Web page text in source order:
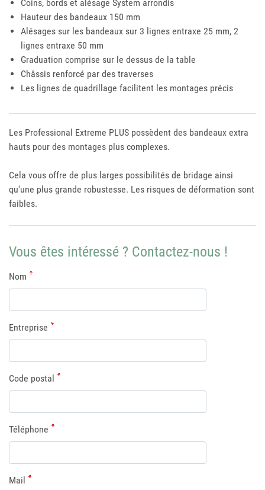
Coins, bords et alésage System arrondis
Hauteur des bandeaux 150 mm
Alésages sur les bandeaux sur 3 lignes entraxe 25 mm, 2
lignes entraxe 50 mm
Graduation comprise sur le dessus de la table
Châssis renforcé par des traverses
Les lignes de quadrillage facilitent les montages précis
Les Professional Extreme PLUS possèdent des bandeaux extra
hauts pour des montages plus complexes.
Cela vous offre de plus larges possibilités de bridage ainsi
qu'une plus grande robustesse. Les risques de déformation sont
faibles.
Vous êtes intéressé ? Contactez-nous !
Nom
Entreprise
Code postal
Téléphone
Mail